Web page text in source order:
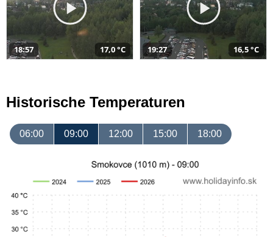
18:57 17,0 °C 19:27 16,5 °C
Historische Temperaturen
06:00 09:00 12:00 15:00 18:00